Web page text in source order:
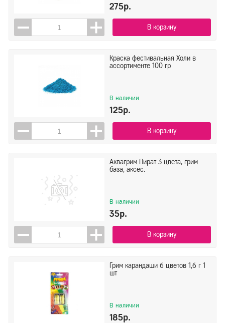
275р.
В корзину
Краска фестивальная Холи в
ассортименте 100 гр
В наличии
125р.
В корзину
Аквагрим Пират 3 цвета, грим-
база, аксес.
В наличии
35р.
В корзину
Грим карандаши 6 цветов 1,6 г 1
шт
В наличии
185р.